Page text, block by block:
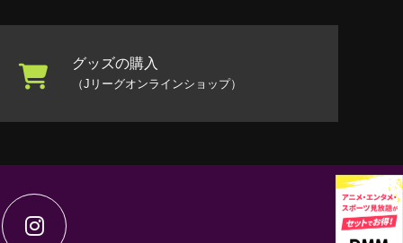
グッズの購入
（Jリーグオンラインショップ）